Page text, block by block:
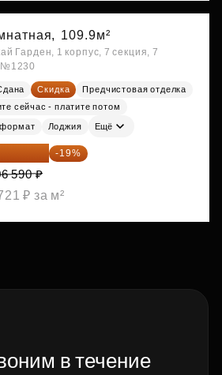
109.9м²
Гарден, 1 корпус, 7 секция, 7
№1230
Скидка
Предчистовая отделка
сейчас - платите потом
Лоджия Ещё
338 ₽ -19%
590 ₽
₽ за м²
в течение